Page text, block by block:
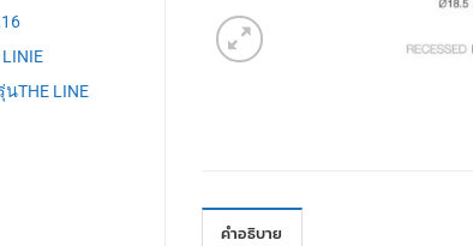
THE LINE
คำอธิบาย